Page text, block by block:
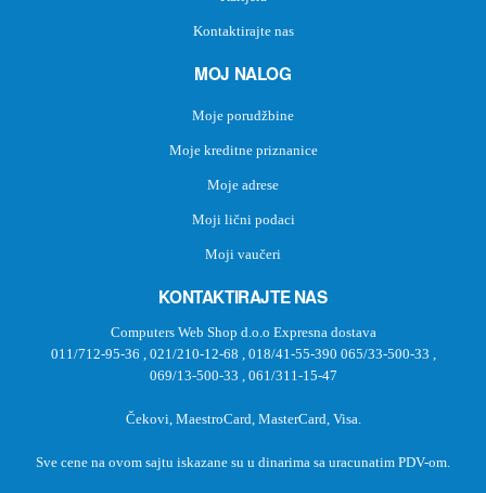
Kontaktirajte nas
MOJ NALOG
Moje porudžbine
Moje kreditne priznanice
Moje adrese
Moji lični podaci
Moji vaučeri
KONTAKTIRAJTE NAS
Computers Web Shop d.o.o Expresna dostava
011/712-95-36
021/210-12-68 018/41-55-390 065/33-500-33
069/13-500-33
061/311-15-47
Čekovi, MaestroCard, MasterCard, Visa.
Sve cene na ovom sajtu iskazane su u dinarima sa uracunatim PDV-om.